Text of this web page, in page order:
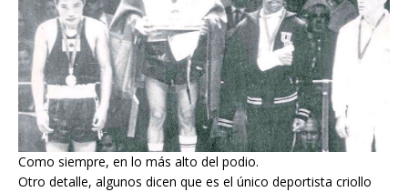
Como siempre, en lo más alto del podio.
Otro detalle, algunos dicen que es el único deportista criollo